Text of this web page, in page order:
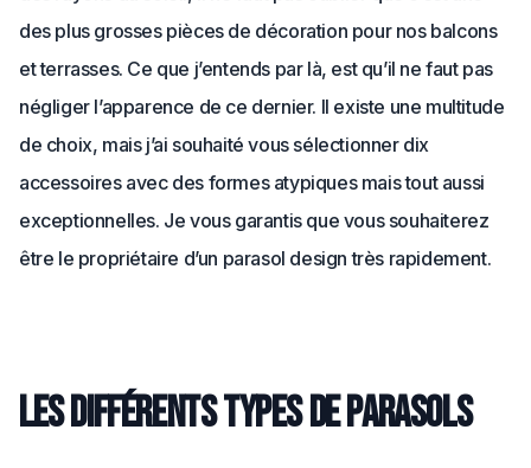
des plus grosses pièces de décoration pour nos balcons
et terrasses. Ce que j’entends par là, est qu’il ne faut pas
négliger l’apparence de ce dernier. Il existe une multitude
de choix, mais j’ai souhaité vous sélectionner dix
accessoires avec des formes atypiques mais tout aussi
exceptionnelles. Je vous garantis que vous souhaiterez
être le propriétaire d’un parasol design très rapidement.
Les différents types de parasols